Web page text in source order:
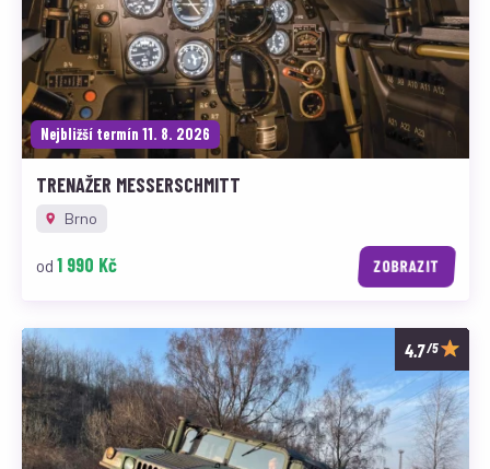
Nejbližší termín 11. 8. 2026
TRENAŽER MESSERSCHMITT
Brno
od 1 990 Kč ZOBRAZIT
/5